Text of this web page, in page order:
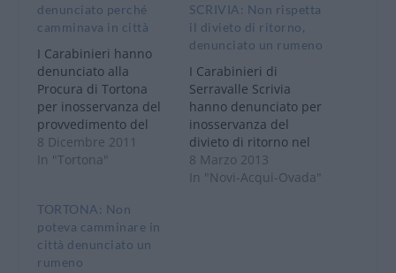
denunciato perché
camminava in città
I Carabinieri hanno
denunciato alla
Procura di Tortona
per inosservanza del
provvedimento del
divieto di ritorno, un
uomo di 38 anni,
dimora. L’uomo è
risultato
inottemperante al
provvedimento del
8 Dicembre 2011
In "Tortona"
SCRIVIA: Non rispetta
il divieto di ritorno,
denunciato un rumeno
I Carabinieri di
Serravalle Scrivia
hanno denunciato per
inosservanza del
divieto di ritorno nel
Comune di Serravalle
Scrivia, un 20enne
8 Marzo 2013
In "Novi-Acqui-Ovada"
TORTONA: Non
poteva camminare in
città denunciato un
rumeno